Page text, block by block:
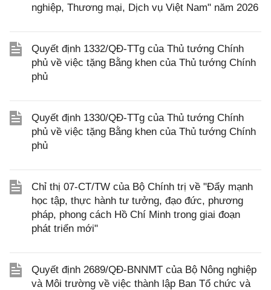
nghiệp, Thương mại, Dịch vụ Việt Nam" năm 2026
Quyết định 1332/QĐ-TTg của Thủ tướng Chính
phủ về việc tặng Bằng khen của Thủ tướng Chính
phủ
Quyết định 1330/QĐ-TTg của Thủ tướng Chính
phủ về việc tặng Bằng khen của Thủ tướng Chính
phủ
Chỉ thị 07-CT/TW của Bộ Chính trị về "Đẩy mạnh
học tập, thực hành tư tưởng, đạo đức, phương
pháp, phong cách Hồ Chí Minh trong giai đoạn
phát triển mới"
Quyết định 2689/QĐ-BNNMT của Bộ Nông nghiệp
và Môi trường về việc thành lập Ban Tổ chức và